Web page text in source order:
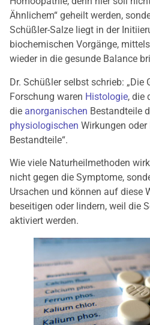
Ähnlichem“ geheilt werden,
Schüßler-Salze liegt in der
biochemischen Vorgänge,
wieder in die gesunde Balance
Dr. Schüßler selbst schrieb: „Die
Forschung waren Histologie, die
die anorganischen Bestandteile
physiologischen Wirkungen
Bestandteile“.
Wie viele Naturheilmethoden
nicht gegen die Symptome,
Ursachen und können auf diese
beseitigen oder lindern, weil die
aktiviert werden.